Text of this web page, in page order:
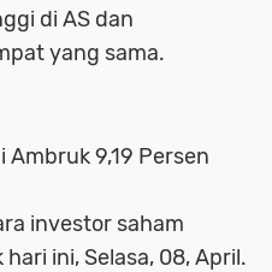
di AS dan
yang sama.
Ambruk 9,19 Persen
investor saham
ini, Selasa, 08, April.